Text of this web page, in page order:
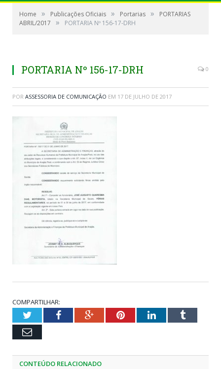
Home » Publicações Oficiais » Portarias »
PORTARIAS
ABRIL/2017
» PORTARIA Nº 156-17-DRH
PORTARIA Nº 156-17-DRH 0
POR ASSESSORIA DE COMUNICAÇÃO EM 17 DE JULHO DE 2017
COMPARTILHAR:
TwitterFacebookGoogle+PinterestLinkedInTumblr
Email
CONTEÚDO RELACIONADO